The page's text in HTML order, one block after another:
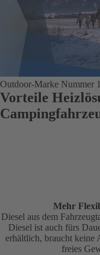
Outdoor‑Marke Nummer
Vorteile
Mehr
Diesel aus dem
Diesel ist auch fürs
erhältlich, braucht keine
freies